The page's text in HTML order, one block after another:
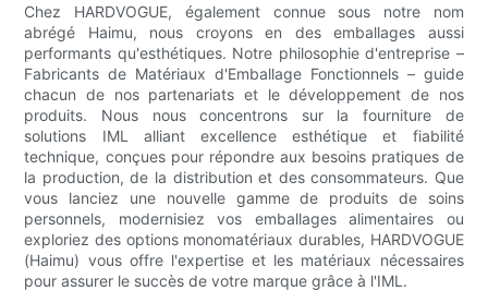
Chez HARDVOGUE, également connue sous notre nom
abrégé Haimu, nous croyons en des emballages aussi
performants qu'esthétiques. Notre philosophie d'entreprise –
Fabricants de Matériaux d'Emballage Fonctionnels – guide
chacun de nos partenariats et le développement de nos
produits. Nous nous concentrons sur la fourniture de
solutions IML alliant excellence esthétique et fiabilité
technique, conçues pour répondre aux besoins pratiques de
la production, de la distribution et des consommateurs. Que
vous lanciez une nouvelle gamme de produits de soins
personnels, modernisiez vos emballages alimentaires ou
exploriez des options monomatériaux durables, HARDVOGUE
(Haimu) vous offre l'expertise et les matériaux nécessaires
pour assurer le succès de votre marque grâce à l'IML.